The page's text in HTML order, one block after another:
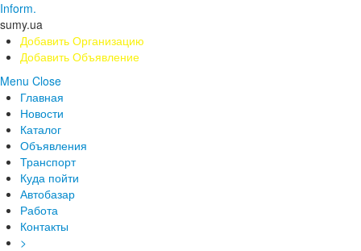
Inform.
sumy.ua
Добавить Организацию
Добавить Объявление
Menu Close
Главная
Новости
Каталог
Объявления
Транспорт
Куда пойти
Автобазар
Работа
Контакты
>